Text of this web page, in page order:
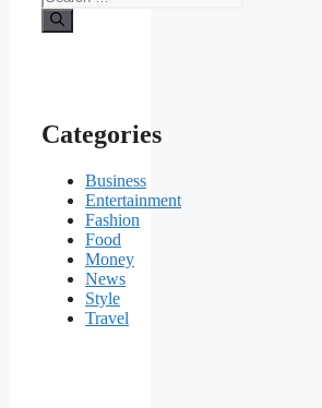
Categories
Business
Entertainment
Fashion
Food
Money
News
Style
Travel